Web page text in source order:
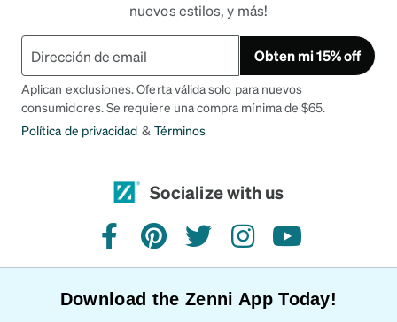
nuevos estilos, y más!
Obten mi 15% off
Aplican exclusiones. Oferta válida solo para nuevos
consumidores. Se requiere una compra mínima de $65.
Política de privacidad & Términos
Socialize with us
facebookpinteresttwitterinstagramyoutube
Download the Zenni App Today!